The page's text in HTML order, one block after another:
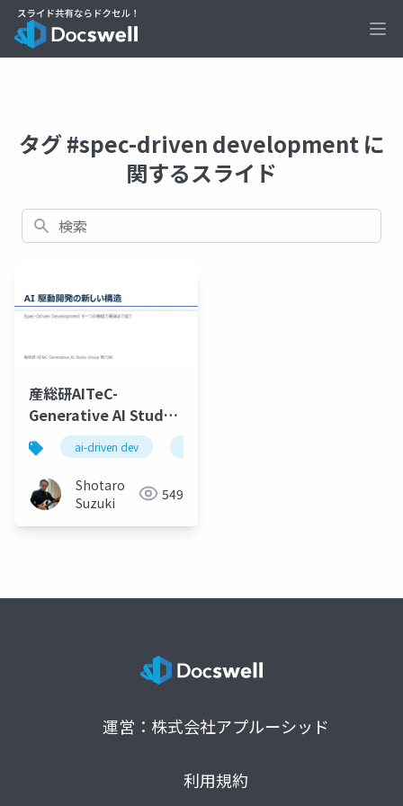
タグ #spec-driven development に
関するスライド
検索
産総研AITeC-
Generative AI Study
Group-第73
回-20260526-SDDセッ
ション-公開版
ai-driven dev
Shotaro
Suzuki
549
運営：株式会社アプルーシッド
利用規約